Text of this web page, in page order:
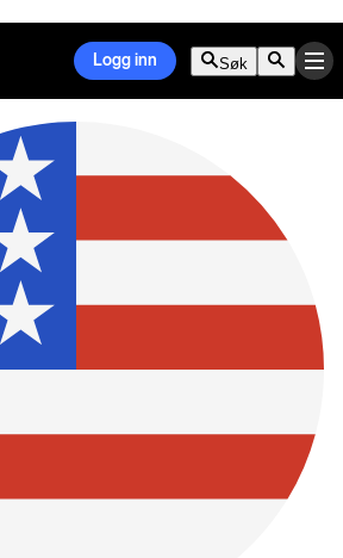
Logg inn Søk